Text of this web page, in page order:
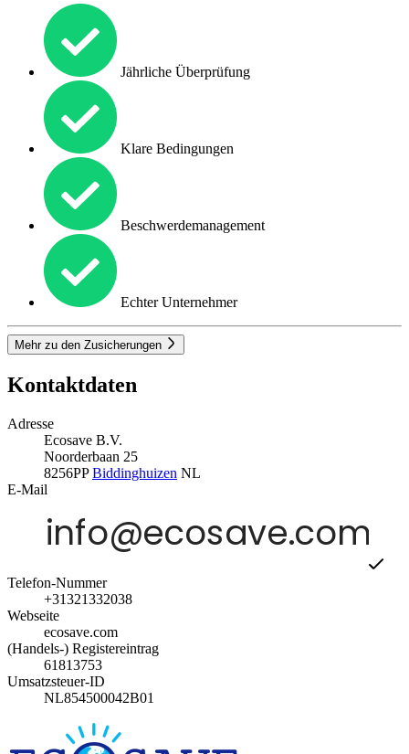
Jährliche Überprüfung
Klare Bedingungen
Beschwerdemanagement
Echter Unternehmer
Mehr zu den Zusicherungen
Kontaktdaten
Adresse
Ecosave B.V.
Noorderbaan 25
8256PPBiddinghuizen NL
E-Mail
Telefon-Nummer
+31321332038
Webseite
ecosave.com
(Handels-) Registereintrag
61813753
Umsatzsteuer-ID
NL854500042B01